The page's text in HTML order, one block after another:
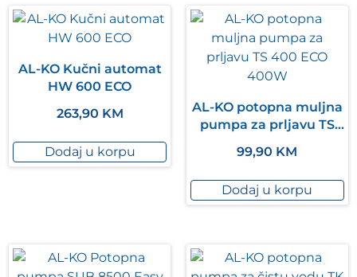
AL-KO Kučni automat
HW 600 ECO
263,90 KM
Dodaj u korpu
AL-KO potopna muljna
pumpa za prljavu TS
99,90 KM
Dodaj u korpu